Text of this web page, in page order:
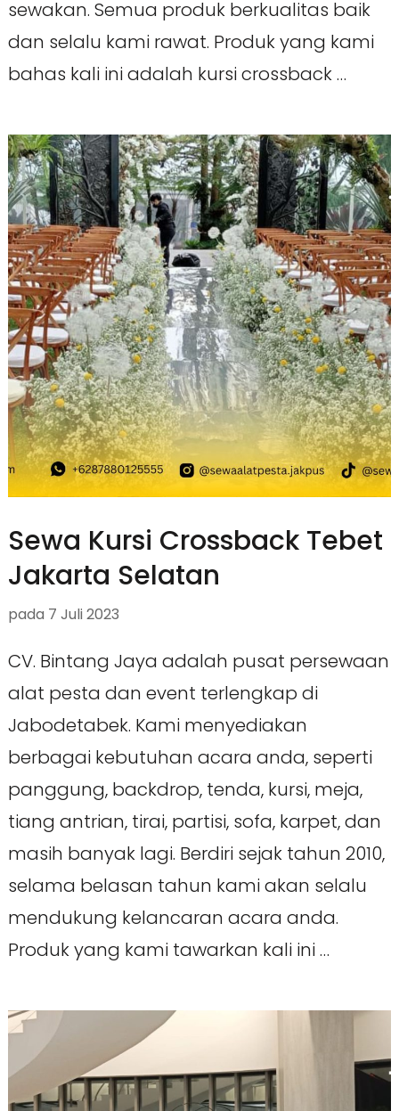
sewakan. Semua produk berkualitas baik
dan selalu kami rawat. Produk yang kami
bahas kali ini adalah kursi crossback …
Sewa Kursi Crossback Tebet
Jakarta Selatan
pada 7 Juli 2023
CV. Bintang Jaya adalah pusat persewaan
alat pesta dan event terlengkap di
Jabodetabek. Kami menyediakan
berbagai kebutuhan acara anda, seperti
panggung, backdrop, tenda, kursi, meja,
tiang antrian, tirai, partisi, sofa, karpet, dan
masih banyak lagi. Berdiri sejak tahun 2010,
selama belasan tahun kami akan selalu
mendukung kelancaran acara anda.
Produk yang kami tawarkan kali ini …